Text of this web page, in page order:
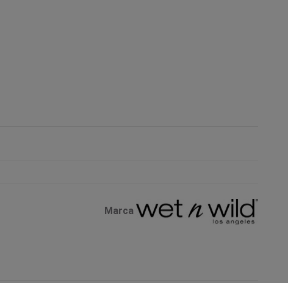
Marca